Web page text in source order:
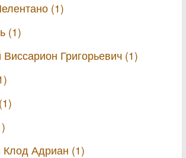
(1)
(1)
Виссарион Григорьевич (1)
Клод Адриан (1)